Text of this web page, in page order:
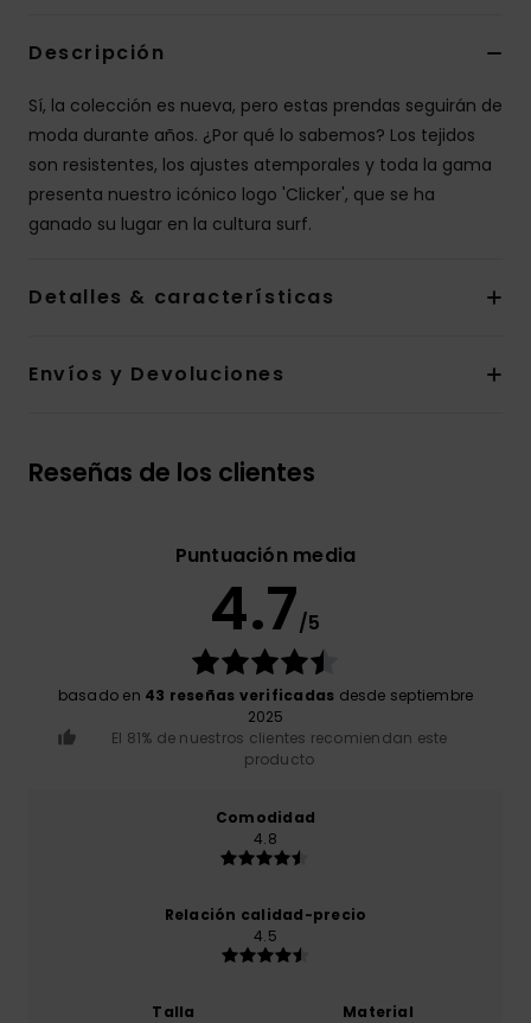
Descripción
Sí, la colección es nueva, pero estas prendas seguirán de
moda durante años. ¿Por qué lo sabemos? Los tejidos
son resistentes, los ajustes atemporales y toda la gama
presenta nuestro icónico logo 'Clicker', que se ha
ganado su lugar en la cultura surf.
Detalles & características
Envíos y Devoluciones
Reseñas de los clientes
Puntuación media
4.7/5
basado en 43 reseñas verificadas desde septiembre
2025
El 81% de nuestros clientes recomiendan este
producto
Comodidad
4.8
Relación calidad-precio
4.5
Talla
Material